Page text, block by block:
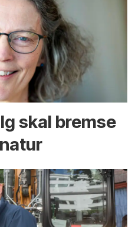
skal bremse